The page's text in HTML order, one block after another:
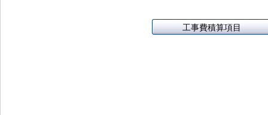
工事費積算項目